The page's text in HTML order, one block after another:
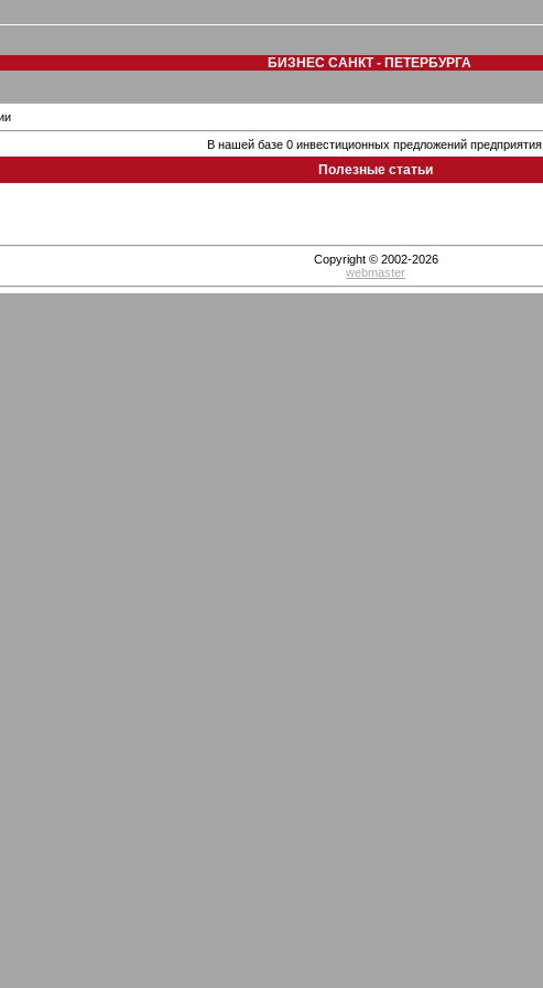
БИЗНЕС САНКТ - ПЕТЕРБУРГА
В нашей базе 0 инвестиционных предложений предприятия.
Полезные статьи
Copyright © 2002-2026
webmaster